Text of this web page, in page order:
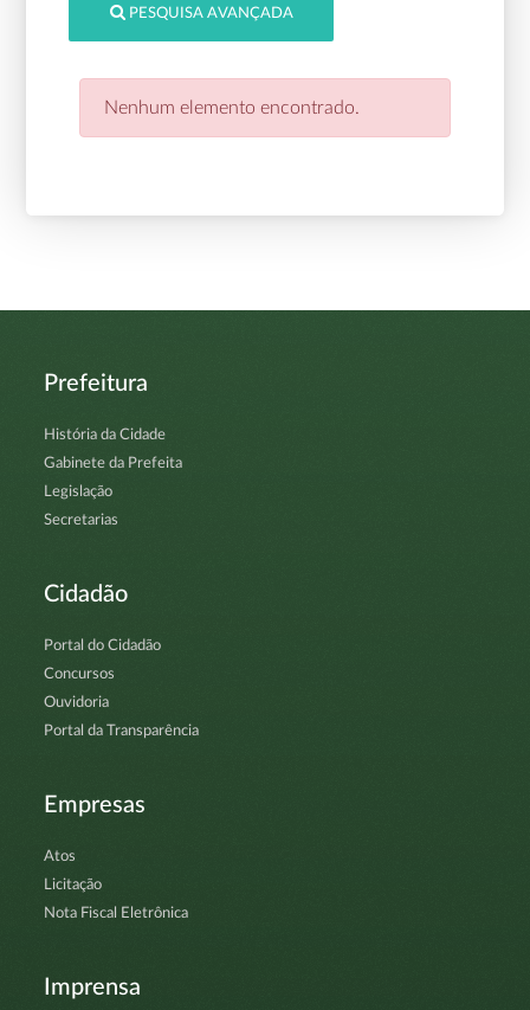
PESQUISA AVANÇADA
Nenhum elemento encontrado.
Prefeitura
História da Cidade
Gabinete da Prefeita
Legislação
Secretarias
Cidadão
Portal do Cidadão
Concursos
Ouvidoria
Portal da Transparência
Empresas
Atos
Licitação
Nota Fiscal Eletrônica
Imprensa